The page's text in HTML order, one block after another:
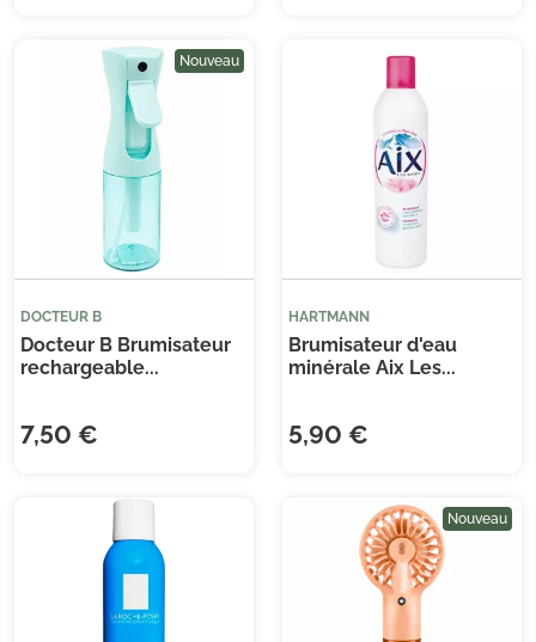
Nouveau
DOCTEUR B
Docteur B Brumisateur
rechargeable...
7,50 €
HARTMANN
Brumisateur d'eau
minérale Aix Les...
5,90 €
Nouveau